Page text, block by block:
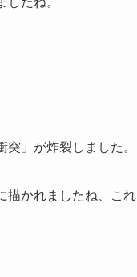
」が炸裂しました。
描かれましたね、これ